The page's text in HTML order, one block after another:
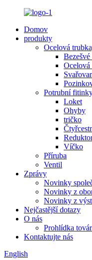
Domov
produkty
Ocelová
Potrubní
Loket
Ohyby
tričko
Víčko
Příruba
Ventil
Zprávy
Novinky
Novinky z
Novinky z
Nejčastější dotazy
O nás
Prohlídka
Kontaktujte nás
English